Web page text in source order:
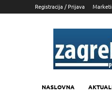
Registracija / Prijava
NASLOVNA